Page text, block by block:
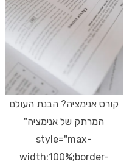
קורס אנימציה? הבנת העולם
המרתק של אנימציה"
style="max-
width:100%;border-